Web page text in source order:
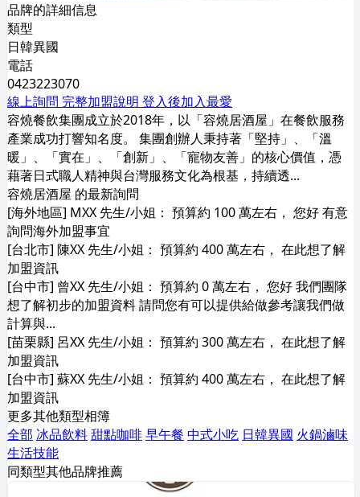
品牌的詳細信息
類型
日韓異國
電話
0423223070
線上詢問 完整加盟說明 登入後加入最愛
容燒餐飲集團成立於2018年，以「容燒居酒屋」在餐飲服務
產業成功打響知名度。 集團創辦人秉持著「堅持」、「溫
暖」、「實在」、「創新」、「寵物友善」的核心價值，憑
藉著日式職人精神與台灣服務文化為根基，持續透...
容燒居酒屋 的最新詢問
[海外地區] MXX 先生/小姐： 預算約 100 萬左右， 您好 有意
詢問海外加盟事宜
[台北市] 陳XX 先生/小姐： 預算約 400 萬左右， 在此想了解
加盟資訊
[台中市] 曾XX 先生/小姐： 預算約 0 萬左右， 您好 我們團隊
想了解初步的加盟資料 請問您有可以提供給做參考讓我們做
計算與...
[苗栗縣] 呂XX 先生/小姐： 預算約 300 萬左右， 在此想了解
加盟資訊
[台中市] 蘇XX 先生/小姐： 預算約 400 萬左右， 在此想了解
加盟資訊
更多其他類型相簿
全部 冰品飲料甜點咖啡早午餐 中式小吃 日韓異國 火鍋滷味
生活技能
同類型其他品牌推薦